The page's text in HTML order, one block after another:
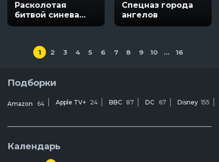
Расколотая
битвой синева
небес
Спецназ города
ангелов
1 2 3 4 5 6 7 8 9 10 ... 16
Подборки
Amazon 64 Apple TV+ 24 BBC 87 DC 67 Disney 155
Календарь